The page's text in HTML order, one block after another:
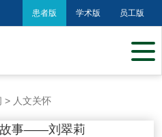
员工版
学术版
患者版
> 人文关怀
故事——刘翠莉